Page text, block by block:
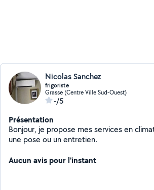
Nicolas Sanchez
frigoriste
Grasse (Centre Ville Sud-Ouest)
-/5
Présentation
Bonjour, je propose mes services en
une pose ou un entretien.
Aucun avis pour l'instant